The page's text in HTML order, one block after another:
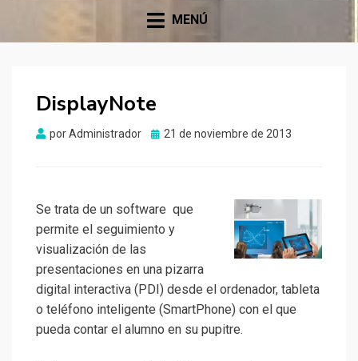
MENÚ
DisplayNote
porAdministrador
Publicado
21 de noviembre de 2013
Se trata de un software que
permite el seguimiento y
visualización de las
presentaciones en una pizarra
digital interactiva (PDI) desde el ordenador, tableta
o teléfono inteligente (SmartPhone) con el que
pueda contar el alumno en su pupitre.